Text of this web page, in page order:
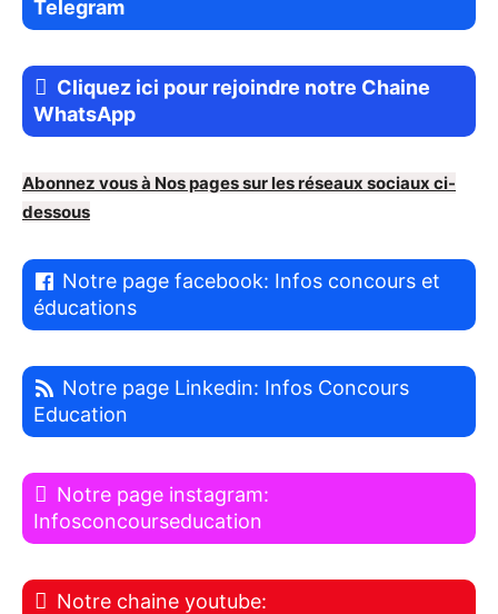
Telegram
Cliquez ici pour rejoindre notre Chaine
WhatsApp
Abonnez vous à Nos pages sur les réseaux sociaux ci-
dessous
Notre page facebook: Infos concours et
éducations
Notre page Linkedin: Infos Concours
Education
Notre page instagram:
Infosconcourseducation
Notre chaine youtube: